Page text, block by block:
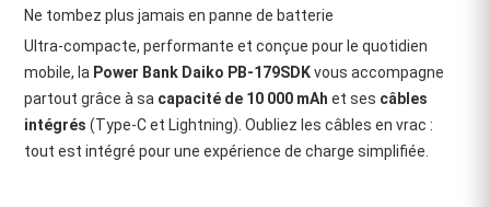
Ne tombez plus jamais en panne de batterie
Ultra-compacte, performante et conçue pour le quotidien
mobile, la Power Bank Daiko PB-179SDKvous accompagne
partout grâce à sa capacité de 10 000 mAh et ses câbles
intégrés (Type-C et Lightning). Oubliez les câbles en vrac :
tout est intégré pour une expérience de charge simplifiée.